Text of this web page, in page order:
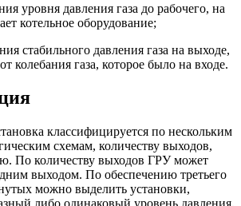
уровня давления газа до рабочего, на
котельное оборудование;
стабильного давления газа на выходе,
колебания газа, которое было на входе.
классифицируется по нескольким
схемам, количеству выходов,
По количеству выходов ГРУ может
выходом. По обеспечению третьего
можно выделить установки,